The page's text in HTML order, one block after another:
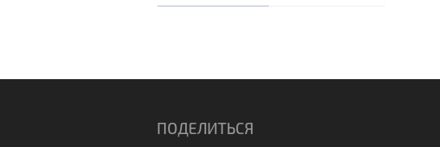
ПОДЕЛИТЬСЯ